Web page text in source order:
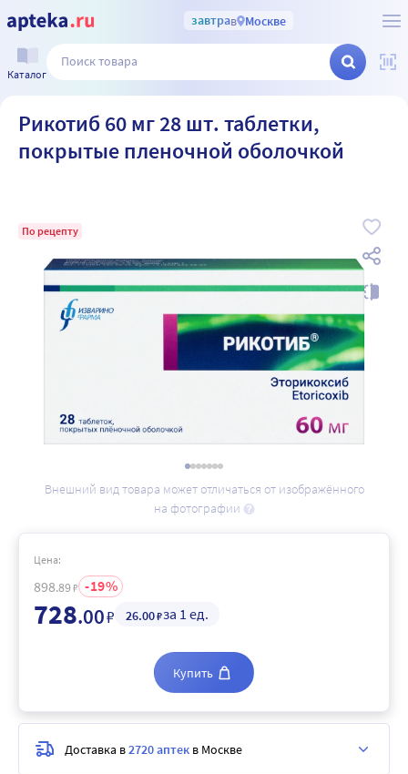
завтрав Москве
Каталог
Рикотиб 60 мг 28 шт. таблетки,
покрытые пленочной оболочкой
По рецепту
Внешний вид товара может отличаться от изображённого
на фотографии
Цена:
898.89₽ 19
728.00₽ 26.00₽за 1 ед.
Купить
Доставка в2720 аптек в Москве